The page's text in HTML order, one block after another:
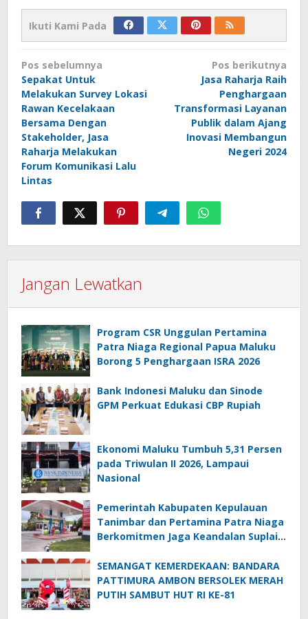
Ikuti Kami Pada
Navigasi
pos
Pos sebelumnya
Sepakat Untuk
Melakukan Survey Lokasi
Rawan Kecelakaan
Bersama Dengan
Stakeholder, Jasa
Raharja Melakukan
Forum Komunikasi Lalu
Lintas
Pos berikutnya
Jasa Raharja Raih
Penghargaan
Transformasi Layanan
Publik dalam Ajang
Inovasi Membangun
Negeri 2024
Jangan Lewatkan
Program CSR Unggulan Pertamina
Patra Niaga Regional Papua Maluku
Borong 5 Penghargaan ISRA 2026
Bank Indonesi Maluku dan Sinode
GPM Perkuat Edukasi CBP Rupiah
Ekonomi Maluku Tumbuh 5,31 Persen
pada Triwulan II 2026, Lampaui
Nasional
Pemerintah Kabupaten Kepulauan
Tanimbar dan Pertamina Patra Niaga
Berkomitmen Jaga Keandalan Suplai
SEMANGAT KEMERDEKAAN: BANDARA
PATTIMURA AMBON BERSOLEK MERAH
PUTIH SAMBUT HUT RI KE-81